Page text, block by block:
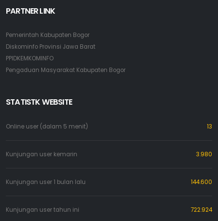
PARTNER LINK
Pemerintah Kabupaten Bogor
Diskominfo Provinsi Jawa Barat
PPIDKEMKOMINFO
Pengaduan Masyarakat Kabupaten Bogor
STATISTK WEBSITE
Online user (dalam 5 menit) 13
Kunjungan user kemarin 3.980
Kunjungan user 1 bulan lalu 144.600
Kunjungan user tahun ini 722.924